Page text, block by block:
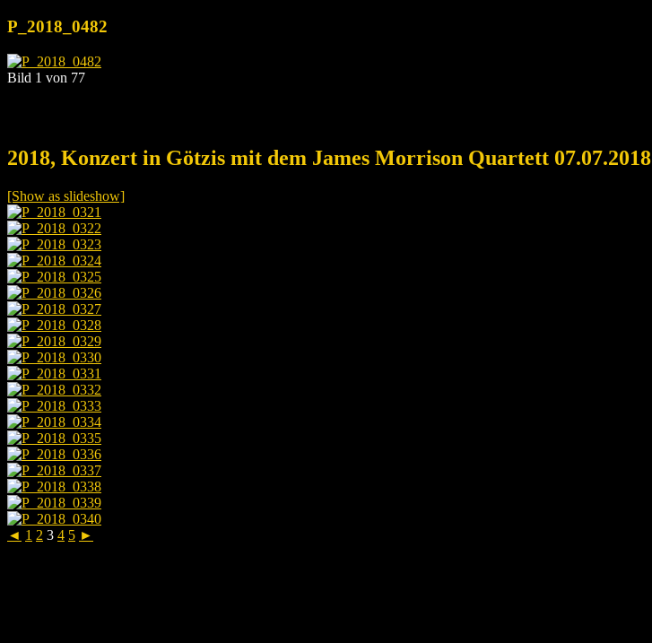
P_2018_0482
Bild 1 von 77
2018, Konzert in Götzis mit dem James Morrison Quartett 07.07.2018
[Show as slideshow]
◄ 1 2 3 4 5 ►